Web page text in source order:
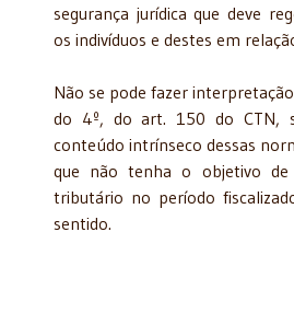
segurança jurídica que deve
os indivíduos e destes em
Não se pode fazer
do 4º, do art. 150 do CTN,
conteúdo intrínseco dessas
que não tenha o objetivo
tributário no período
sentido.